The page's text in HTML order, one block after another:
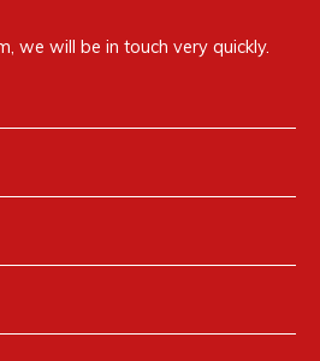
we will be in touch very quickly.